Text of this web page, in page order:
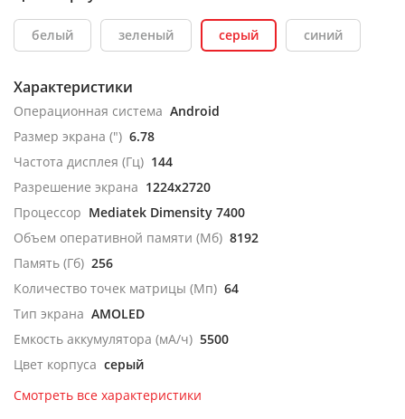
белый зеленый серый синий
Характеристики
Операционная система Android
Размер экрана (") 6.78
Частота дисплея (Гц) 144
Разрешение экрана 1224x2720
Процессор Mediatek Dimensity 7400
Объем оперативной памяти (Мб) 8192
Память (Гб) 256
Количество точек матрицы (Мп) 64
Тип экрана AMOLED
Емкость аккумулятора (мА/ч) 5500
Цвет корпуса серый
Смотреть все характеристики